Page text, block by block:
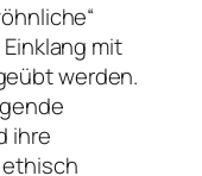
mit
werden.
ihre
ethisch